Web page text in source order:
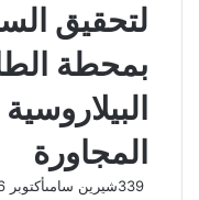
لتحقيق
بمحطة
المجاورة
شيرين سامىأكتوبر 16, 2019